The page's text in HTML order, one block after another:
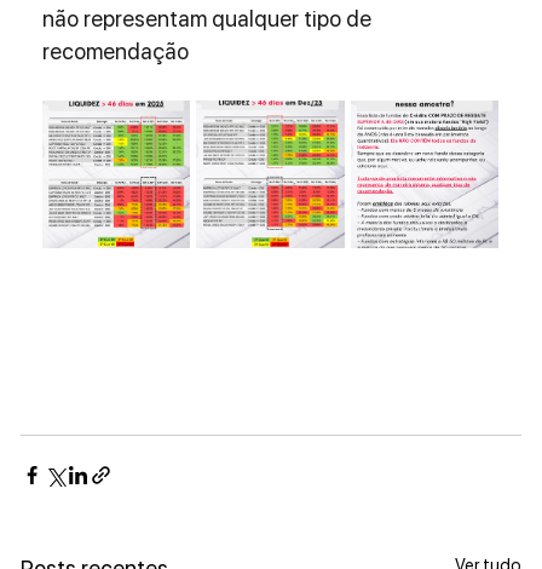
não representam qualquer tipo de
recomendação
Ver tudo